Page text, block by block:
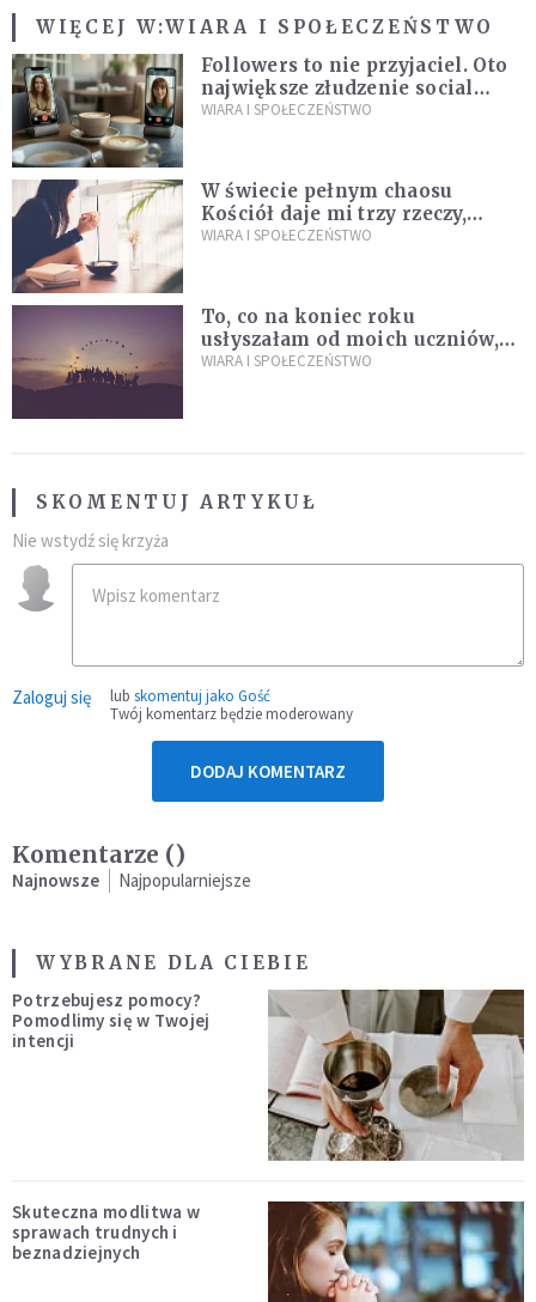
WIĘCEJ W:WIARA I SPOŁECZEŃSTWO
Followers to nie przyjaciel. Oto
największe złudzenie social
mediów
WIARA I SPOŁECZEŃSTWO
W świecie pełnym chaosu
Kościół daje mi trzy rzeczy,
których wszystkim dziś bardzo
WIARA I SPOŁECZEŃSTWO
To, co na koniec roku
usłyszałam od moich uczniów,
idealnie tłumaczy nową
WIARA I SPOŁECZEŃSTWO
SKOMENTUJ ARTYKUŁ
Nie wstydź się krzyża
Zaloguj się lub skomentuj jako Gość
Twój komentarz będzie moderowany
DODAJ KOMENTARZ
Komentarze ()
Najnowsze Najpopularniejsze
WYBRANE DLA CIEBIE
Potrzebujesz pomocy?
Pomodlimy się w Twojej
intencji
Skuteczna modlitwa w
sprawach trudnych i
beznadziejnych